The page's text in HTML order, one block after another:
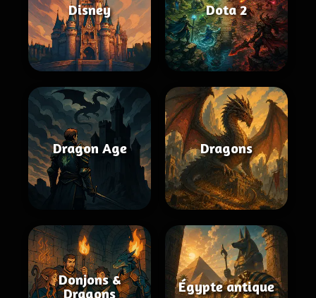
Disney Dota 2
Dragon Age Dragons
Donjons &
Dragons
Égypte antique